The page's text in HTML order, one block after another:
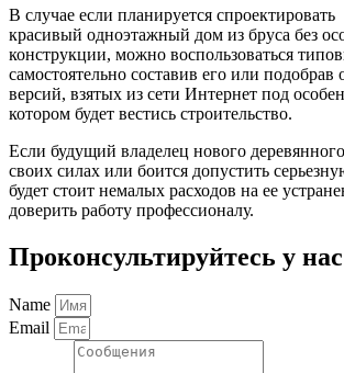
В случае если планируется спроектировать
красивый одноэтажный дом из бруса без
конструкции, можно воспользоваться
самостоятельно составив его или подобрав
версий, взятых из сети Интернет под
котором будет вестись строительство.
Если будущий владелец нового
своих силах или боится допустить
будет стоит немалых расходов на ее
доверить работу профессионалу.
Проконсультируйтесь у нас
Name
Email